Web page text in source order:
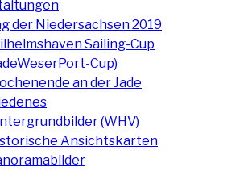
der Niedersachsen 2019
Sailing-Cup
Cup)
an der Jade
(WHV)
Ansichtskarten